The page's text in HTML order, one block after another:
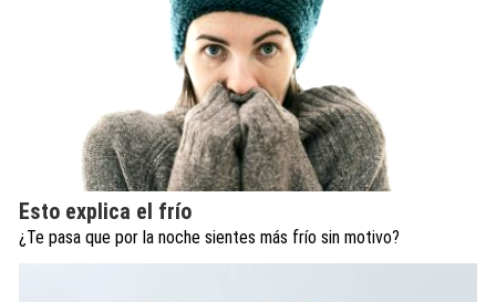
Esto explica el frío
¿Te pasa que por la noche sientes más frío sin motivo?